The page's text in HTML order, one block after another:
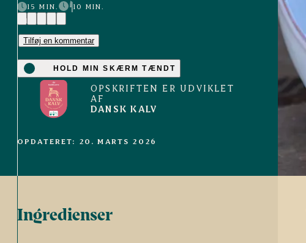
15 MIN.
10 MIN.
(1)
Tilføj en kommentar
HOLD MIN SKÆRM TÆNDT
OPSKRIFTEN ER UDVIKLET
AF
DANSK KALV
OPDATERET: 20. MARTS 2026
Ingredienser